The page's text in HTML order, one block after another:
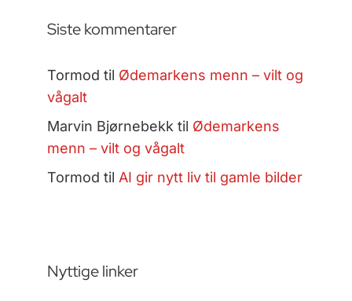
Siste kommentarer
Tormod til Ødemarkens menn – vilt og
vågalt
Marvin Bjørnebekk til Ødemarkens
menn – vilt og vågalt
Tormod til AI gir nytt liv til gamle bilder
Nyttige linker